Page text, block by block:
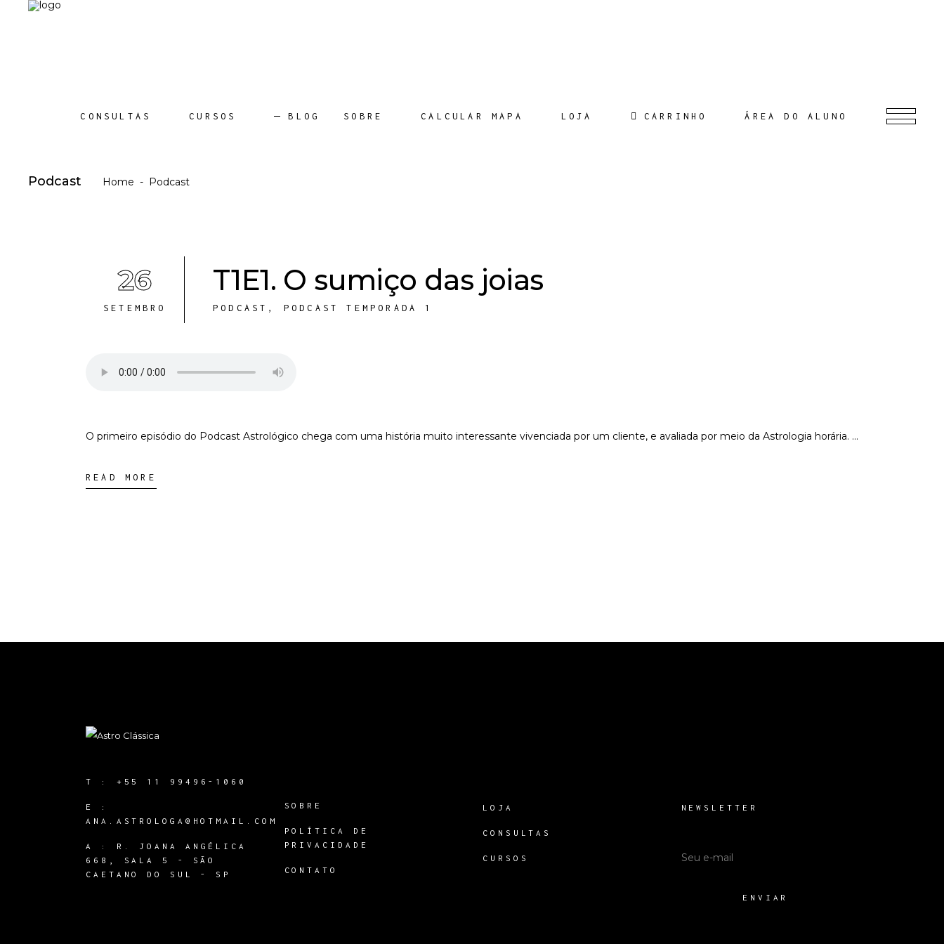
CONSULTAS CURSOS BLOG SOBRE CALCULAR MAPA LOJA CARRINHO ÁREA DO ALUNO
Podcast Home - Podcast
26
SETEMBRO
T1E1. O sumiço das joias
PODCAST , PODCAST TEMPORADA 1
O primeiro episódio do Podcast Astrológico chega com uma história muito interessante vivenciada por um cliente, e avaliada por meio da Astrologia horária.
READ MORE
T : +55 11 99496-1060
E :
ANA.ASTROLOGA@HOTMAIL.COM
A :
R. JOANA ANGÉLICA
668, SALA 5 - SÃO
CAETANO DO SUL - SP
SOBRE
POLÍTICA DE
PRIVACIDADE
CONTATO
LOJA
CONSULTAS
CURSOS
NEWSLETTER
ENVIAR